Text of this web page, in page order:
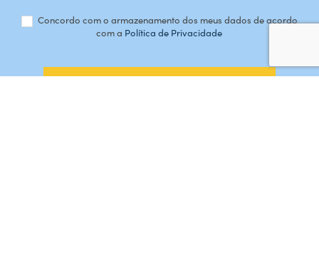
Concordo com o armazenamento dos meus dados de acordo
com a Política de Privacidade